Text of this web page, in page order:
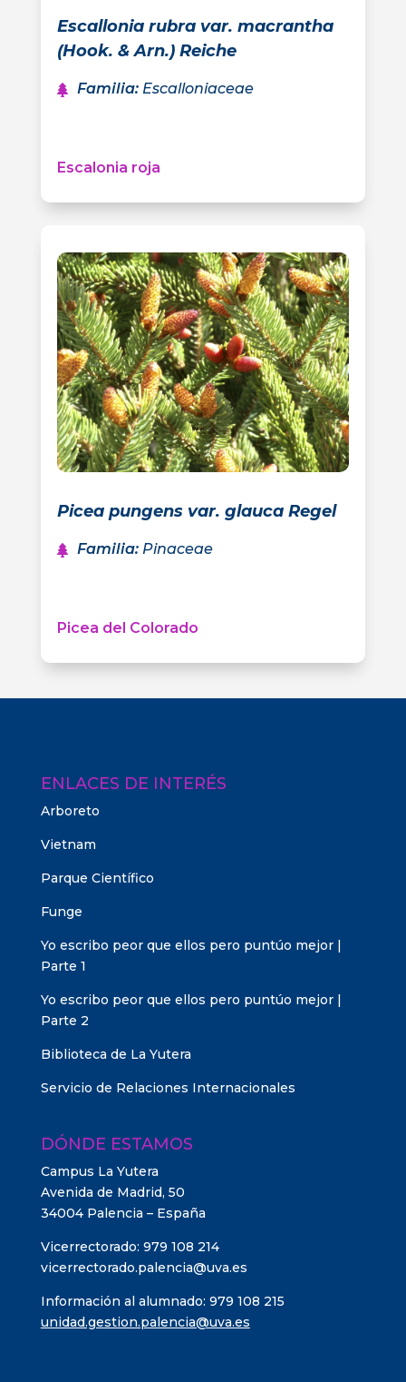
Escallonia rubra var. macrantha
(Hook. & Arn.) Reiche
Familia: Escalloniaceae
Escalonia roja
Picea pungens var. glauca Regel
Familia: Pinaceae
Picea del Colorado
ENLACES DE INTERÉS
Arboreto
Vietnam
Parque Científico
Funge
Yo escribo peor que ellos pero puntúo mejor |
Parte 1
Yo escribo peor que ellos pero puntúo mejor |
Parte 2
Biblioteca de La Yutera
Servicio de Relaciones Internacionales
DÓNDE ESTAMOS
Campus La Yutera
Avenida de Madrid, 50
34004 Palencia – España
Vicerrectorado: 979 108 214
vicerrectorado.palencia@uva.es
Información al alumnado: 979 108 215
unidad.gestion.palencia@uva.es